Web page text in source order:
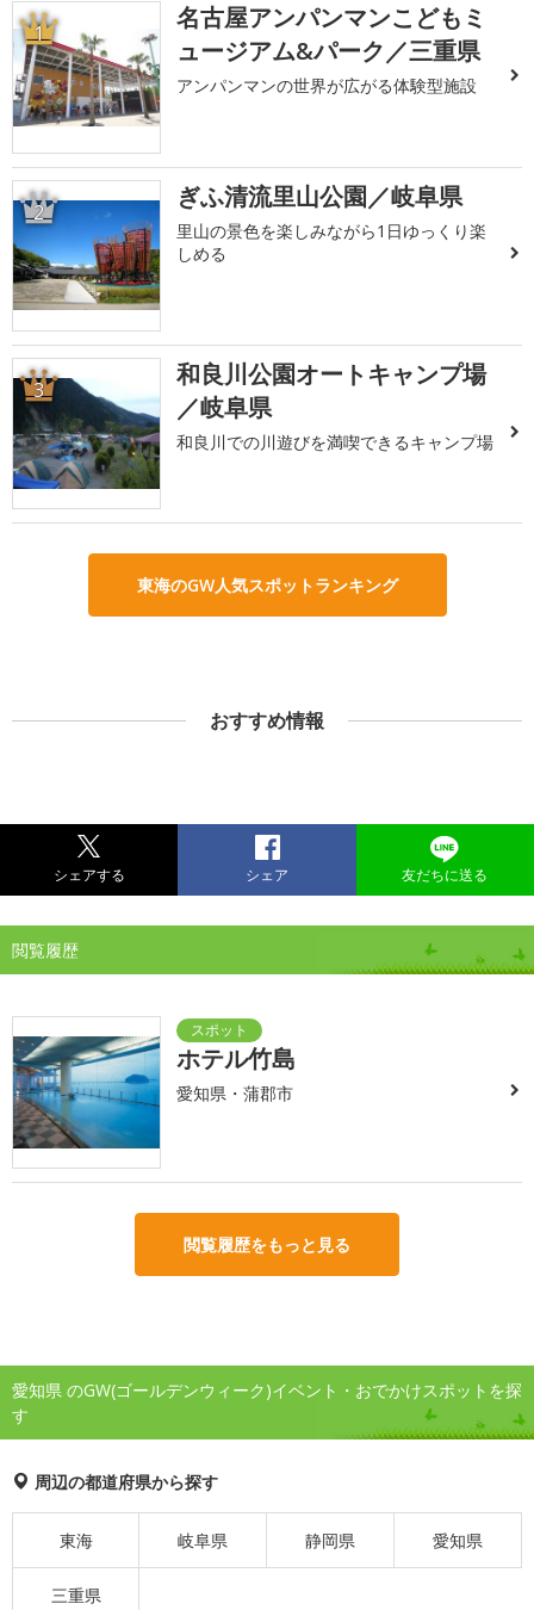
1
名古屋アンパンマンこどもミ
ュージアム&パーク／三重県
アンパンマンの世界が広がる体験型施設
2 ぎふ清流里山公園／岐阜県
里山の景色を楽しみながら1日ゆっくり楽
しめる
3
和良川公園オートキャンプ場
／岐阜県
和良川での川遊びを満喫できるキャンプ場
東海のGW人気スポットランキング
おすすめ情報
シェアする シェア 友だちに送る
閲覧履歴
ホテル竹島
愛知県・蒲郡市
閲覧履歴をもっと見る
愛知県 のGW(ゴールデンウィーク)イベント・おでかけスポットを探
す
周辺の都道府県から探す
東海 岐阜県 静岡県 愛知県
三重県